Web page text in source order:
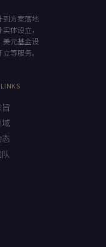
到方案落地
体设立，
美元基金设
等服务。